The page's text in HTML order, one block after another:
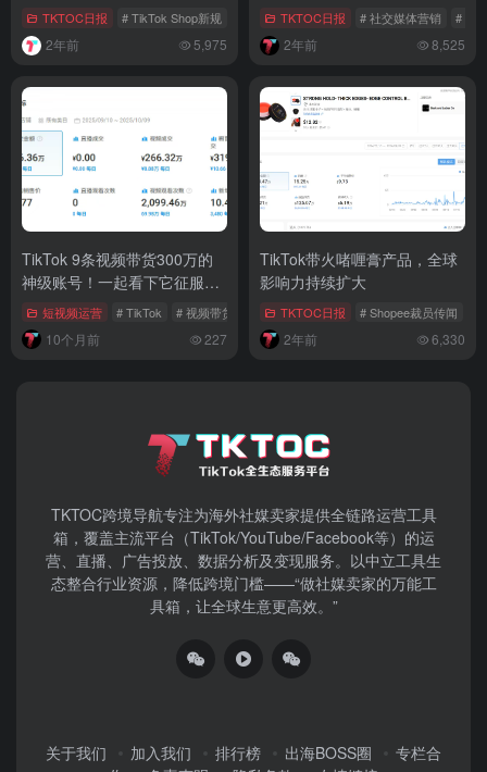
TKTOC日报 # TikTok Shop新规 # TikTok菲律宾 # TikTok营销
2年前 5,975
TKTOC日报 # 社交媒体营销 #
2年前 8,525
TikTok 9条视频带货300万的
神级账号！一起看下它征服老
外的爆单逻辑
短视频运营 # TikTok # 视频带货
10个月前 227
TikTok带火啫喱膏产品，全球
影响力持续扩大
TKTOC日报 # Shopee裁员传闻
2年前 6,330
TKTOC跨境导航​专注为海外社媒卖家提供全链路运营工具
箱，覆盖主流平台（TikTok/YouTube/Facebook等）​的运
营、直播、广告投放、数据分析及变现服务。以中立工具生
态整合行业资源，降低跨境门槛——“做社媒卖家的万能工
具箱，让全球生意更高效。”
关于我们 加入我们 排行榜 出海BOSS圈
专栏合